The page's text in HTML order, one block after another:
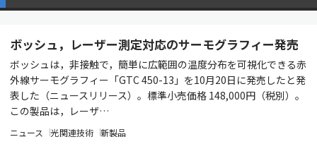
ボッシュ，レーザー測定対応のサーモグラフィー発売
ボッシュは，非接触で，簡単に広範囲の温度分布を可視化できる赤
外線サーモグラフィー「GTC 450-13」を10月20日に発売したと発
表した（ニュースリリース）。標準小売価格 148,000円（税別）。
この製品は，レーザ…
ニュース 光関連技術 新製品